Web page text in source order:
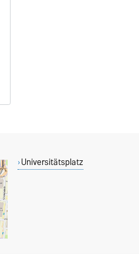
Universitätsplatz